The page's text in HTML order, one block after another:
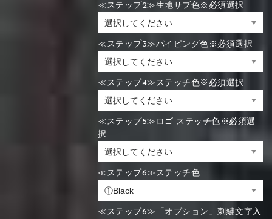
≪ステップ2≫生地サブ色※必須選択
≪ステップ3≫パイピング色※必須選択
≪ステップ4≫ステッチ色※必須選択
≪ステップ5≫ロゴ ステッチ色※必須選
択
≪ステップ6≫ステッチ色
≪ステップ6≫「オプション」刺繍文字入